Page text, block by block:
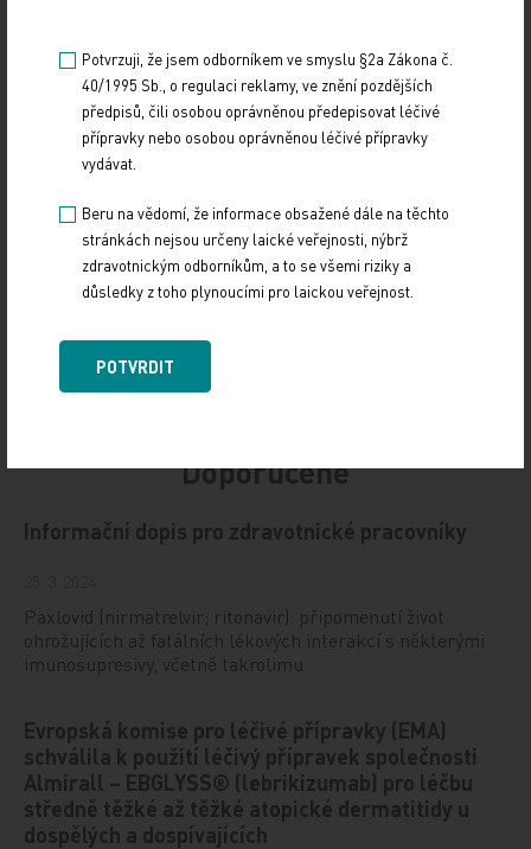
možno zřídit i v případě, že pojištěncem VZP je jen
nezletilé dítě (či jiná zastupovaná osoba) a nikoli
žadatel.
Zdroj: VZP
TISKOVÉ ZPRÁVY
Sdílejte článek
Doporučené
Informační dopis pro zdravotnické pracovníky
Paxlovid (nirmatrelvir; ritonavir): připomenutí život
ohrožujících až fatálních lékových interakcí s některými
imunosupresivy, včetně takrolimu
Evropská komise pro léčivé přípravky (EMA)
schválila k použití léčivý přípravek společnosti
Almirall – EBGLYSS® (lebrikizumab) pro léčbu
středně těžké až těžké atopické dermatitidy u
dospělých a dospívajících
Potvrzuji, že jsem odborníkem ve smyslu §2a Zákona č.
40/1995 Sb., o regulaci reklamy, ve znění pozdějších
předpisů, čili osobou oprávněnou předepisovat léčivé
přípravky nebo osobou oprávněnou léčivé přípravky
vydávat.
Beru na vědomí, že informace obsažené dále na těchto
stránkách nejsou určeny laické veřejnosti, nýbrž
zdravotnickým odborníkům, a to se všemi riziky a
důsledky z toho plynoucími pro laickou veřejnost.
POTVRDIT